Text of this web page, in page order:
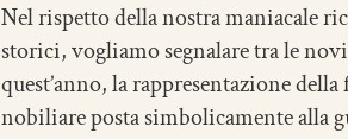
Nel rispetto della nostra maniacale
storici, vogliamo segnalare tra le
quest’anno, la rappresentazione
nobiliare posta simbolicamente alla